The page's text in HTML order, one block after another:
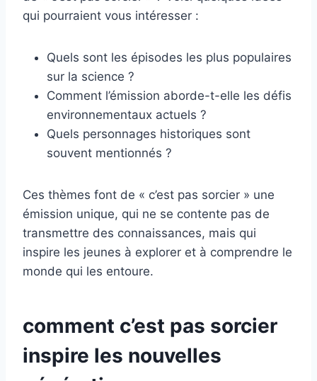
qui pourraient vous intéresser :
Quels sont les épisodes les plus populaires
sur la science ?
Comment l’émission aborde-t-elle les défis
environnementaux actuels ?
Quels personnages historiques sont
souvent mentionnés ?
Ces thèmes font de « c’est pas sorcier » une
émission unique, qui ne se contente pas de
transmettre des connaissances, mais qui
inspire les jeunes à explorer et à comprendre le
monde qui les entoure.
comment c’est pas sorcier
inspire les nouvelles